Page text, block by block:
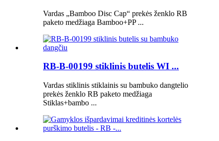
Vardas „Bamboo Disc Cap“ prekės ženklo RB
paketo medžiaga Bamboo+PP ...
RB-B-00199 stiklinis butelis WI ...
Vardas stiklinis stiklainis su bambuko dangtelio
prekės ženklo RB paketo medžiaga
Stiklas+bambo ...